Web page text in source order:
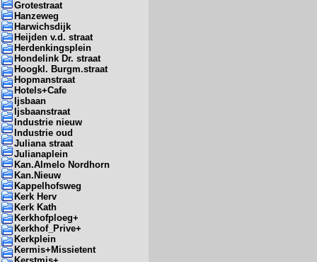
Grotestraat
Hanzeweg
Harwichsdijk
Heijden v.d. straat
Herdenkingsplein
Hondelink Dr. straat
Hoogkl. Burgm.straat
Hopmanstraat
Hotels+Cafe
Ijsbaan
Ijsbaanstraat
Industrie nieuw
Industrie oud
Juliana straat
Julianaplein
Kan.Almelo Nordhorn
Kan.Nieuw
Kappelhofsweg
Kerk Herv
Kerk Kath
Kerkhofploeg+
Kerkhof_Prive+
Kerkplein
Kermis+Missietent